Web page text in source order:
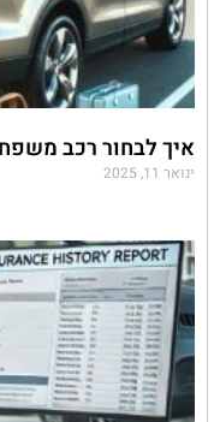
איך לבחור רכב
ינואר 11, 2025